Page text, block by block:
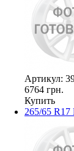
Артикул:
6764 грн.
Купить
265/65 R17